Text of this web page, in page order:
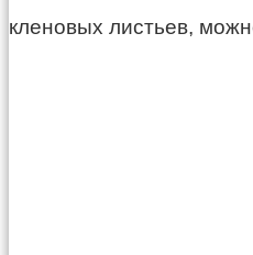
кленовых листьев,